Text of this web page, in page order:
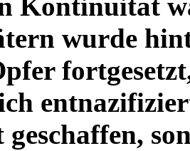
Kontinuität
wurde